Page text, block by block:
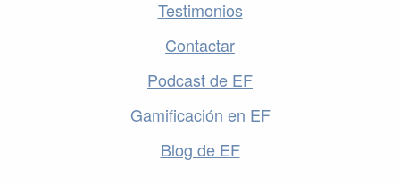
Testimonios
Contactar
Podcast de EF
Gamificación en EF
Blog de EF